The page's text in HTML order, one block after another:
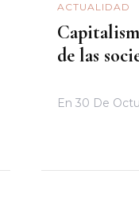
ACTUALIDAD
de las
En 30 De